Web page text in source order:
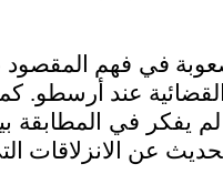
في فهم المقصود
عند أرسطو. كما
يفكر في المطابقة
عن الانزلاقات